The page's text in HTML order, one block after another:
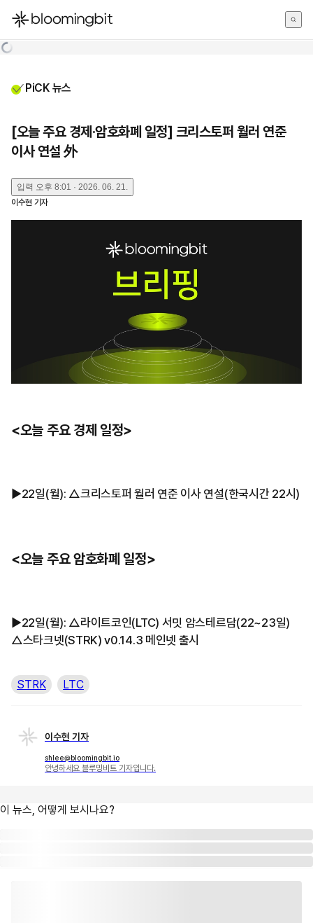
한국어
PiCK 뉴스
[오늘 주요 경제·암호화폐 일정] 크리스토퍼 월러 연준
이사 연설 外
입력 오후 8:01 · 2026. 06. 21.
이수현 기자
<오늘 주요 경제 일정>
▶︎22일(월): △크리스토퍼 월러 연준 이사 연설(한국시간 22시)
<오늘 주요 암호화폐 일정>
▶︎22일(월): △라이트코인(LTC) 서밋 암스테르담(22~23일)
△스타크넷(STRK) v0.14.3 메인넷 출시
STRK LTC
이수현 기자
shlee@bloomingbit.io
안녕하세요 블루밍비트 기자입니다.
이 뉴스, 어떻게 보시나요?